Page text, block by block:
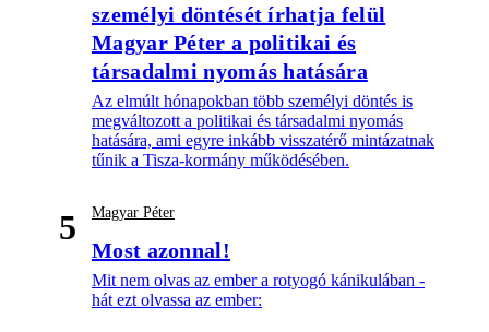
személyi döntését írhatja felül
Magyar Péter a politikai és
társadalmi nyomás hatására
Az elmúlt hónapokban több személyi döntés is
megváltozott a politikai és társadalmi nyomás
hatására, ami egyre inkább visszatérő mintázatnak
tűnik a Tisza-kormány működésében.
5 Magyar Péter
Most azonnal!
Mit nem olvas az ember a rotyogó kánikulában -
hát ezt olvassa az ember: